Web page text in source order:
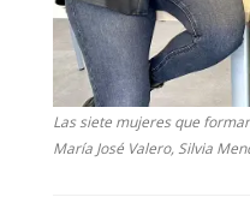
Las siete mujeres que
María José Valero, Silvia